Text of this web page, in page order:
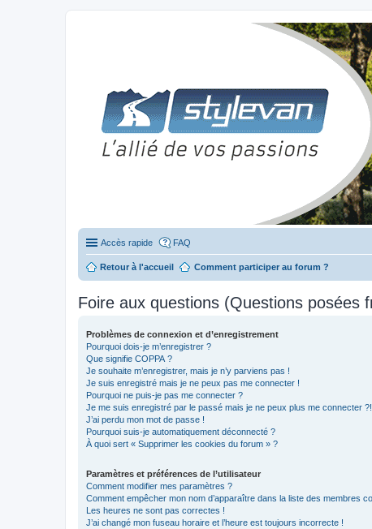
Stylevan - Vans aménagés
Accès rapide FAQ
Retour à l'accueil Comment participer au forum ?
Foire aux questions (Questions posées
Problèmes de connexion et d’enregistrement
Pourquoi dois-je m’enregistrer ?
Que signifie COPPA ?
Je souhaite m’enregistrer, mais je n’y parviens pas !
Je suis enregistré mais je ne peux pas me connecter !
Pourquoi ne puis-je pas me connecter ?
Je me suis enregistré par le passé mais je ne peux plus me connecter ?!
J’ai perdu mon mot de passe !
Pourquoi suis-je automatiquement déconnecté ?
À quoi sert « Supprimer les cookies du forum » ?
Paramètres et préférences de l’utilisateur
Comment modifier mes paramètres ?
Comment empêcher mon nom d’apparaître dans la liste des membres
Les heures ne sont pas correctes !
J’ai changé mon fuseau horaire et l’heure est toujours incorrecte !